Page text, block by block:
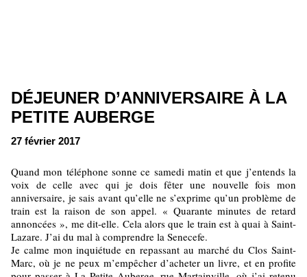
DÉJEUNER D’ANNIVERSAIRE À LA
PETITE AUBERGE
27 février 2017
Quand mon téléphone sonne ce samedi matin et que j’entends la
voix de celle avec qui je dois fêter une nouvelle fois mon
anniversaire, je sais avant qu’elle ne s’exprime qu’un problème de
train est la raison de son appel. « Quarante minutes de retard
annoncées », me dit-elle. Cela alors que le train est à quai à Saint-
Lazare. J’ai du mal à comprendre la Senecefe.
Je calme mon inquiétude en repassant au marché du Clos Saint-
Marc, où je ne peux m’empêcher d’acheter un livre, et en profite